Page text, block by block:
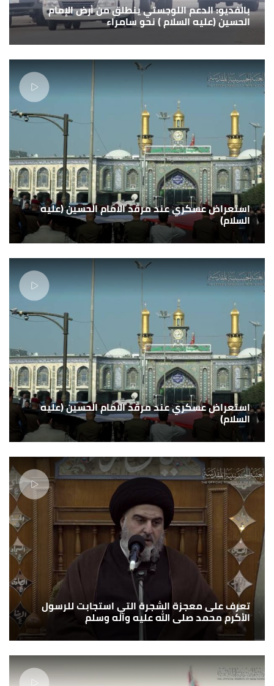
بالفديو: الدعم اللوجستي ينطلق من أرض الإمام
الحسين (عليه السلام ) نحو سامراء
استعراض عسكري عند مرقد الامام الحسين (عليه
السلام)
استعراض عسكري عند مرقد الامام الحسين (عليه
السلام)
تعرف على معجزة الشجرة التي استجابت للرسول
الأكرم محمد صلى الله عليه وآله وسلم